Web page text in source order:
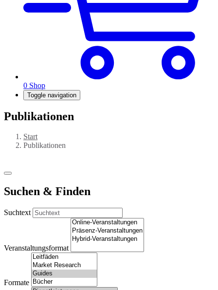
0 Shop
Toggle navigation
Publikationen
Start
Publikationen
Suchen & Finden
Suchtext
Veranstaltungsformat
Formate